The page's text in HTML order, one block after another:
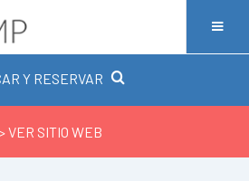
Y RESERVAR
VER SITIO WEB